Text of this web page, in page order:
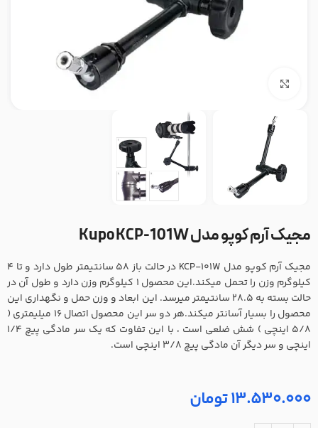
مجیک آرم کوپو مدل Kupo KCP-101W
مجیک آرم کوپو مدل KCP-101W در حالت باز 58 سانتیمتر طول دارد و تا 4
کیلوگرم وزن را تحمل میکند.این محصول 1 کیلوگرم وزن دارد و طول آن در
حالت بسته به 28.5 سانتیمتر میرسد. این ابعاد و وزن حمل و نگهداری این
محصول را بسیار آسانتر میکند.هر دو سر این محصول اتصال 16 میلیمتری (
5/8 اینچی ) شش ضلعی است ، با این تفاوت که یک سر مادگی پیچ 1/4
اینچی و سر دیگر آن مادگی پیچ 3/8 اینچی است.
13.530.000تومان